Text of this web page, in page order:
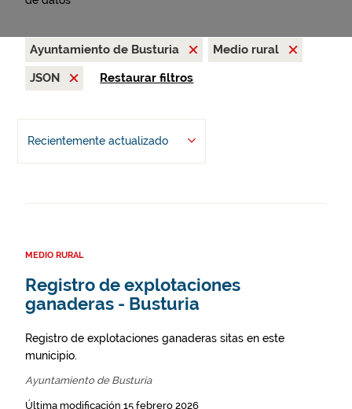
Ayuntamiento de Busturia
Medio rural
JSON
Restaurar filtros
Recientemente actualizado
MEDIO RURAL
Registro de explotaciones
ganaderas - Busturia
Registro de explotaciones ganaderas sitas en este
municipio.
Ayuntamiento de Busturia
Última modificación 15 febrero 2026